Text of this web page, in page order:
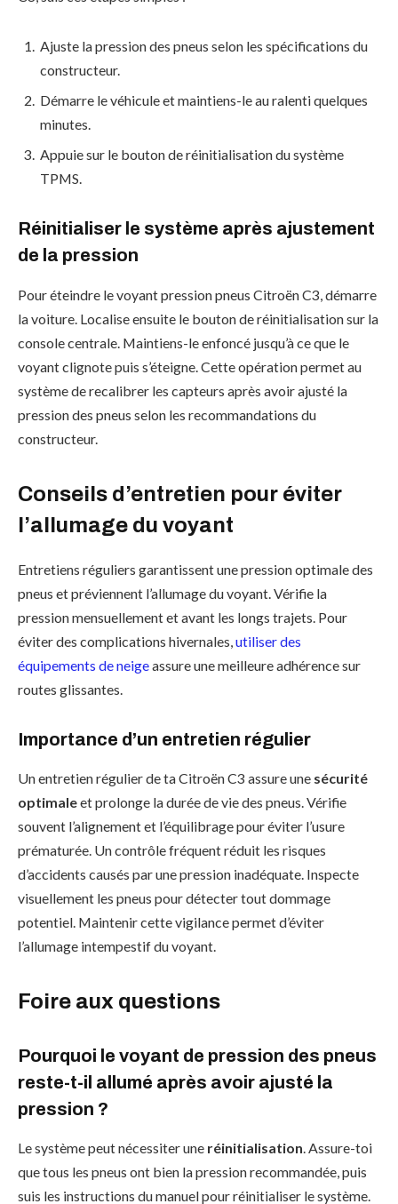
Ajuste la pression des pneus selon les spécifications du
constructeur.
Démarre le véhicule et maintiens-le au ralenti quelques
minutes.
Appuie sur le bouton de réinitialisation du système
TPMS.
Réinitialiser le système après ajustement
de la pression
Pour éteindre le voyant pression pneus Citroën C3, démarre
la voiture. Localise ensuite le bouton de réinitialisation sur la
console centrale. Maintiens-le enfoncé jusqu’à ce que le
voyant clignote puis s’éteigne. Cette opération permet au
système de recalibrer les capteurs après avoir ajusté la
pression des pneus selon les recommandations du
constructeur.
Conseils d’entretien pour éviter
l’allumage du voyant
Entretiens réguliers garantissent une pression optimale des
pneus et préviennent l’allumage du voyant. Vérifie la
pression mensuellement et avant les longs trajets. Pour
éviter des complications hivernales,utiliser des
équipements de neigeassure une meilleure adhérence sur
routes glissantes.
Importance d’un entretien régulier
Un entretien régulier de ta Citroën C3 assure une sécurité
optimaleet prolonge la durée de vie des pneus. Vérifie
souvent l’alignement et l’équilibrage pour éviter l’usure
prématurée. Un contrôle fréquent réduit les risques
d’accidents causés par une pression inadéquate. Inspecte
visuellement les pneus pour détecter tout dommage
potentiel. Maintenir cette vigilance permet d’éviter
l’allumage intempestif du voyant.
Foire aux questions
Pourquoi le voyant de pression des pneus
reste-t-il allumé après avoir ajusté la
pression ?
Le système peut nécessiter une réinitialisation. Assure-toi
que tous les pneus ont bien la pression recommandée, puis
suis les instructions du manuel pour réinitialiser le système.